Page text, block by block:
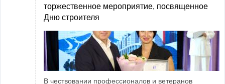
торжественное мероприятие, посвященное
Дню строителя
В чествовании профессионалов и ветеранов